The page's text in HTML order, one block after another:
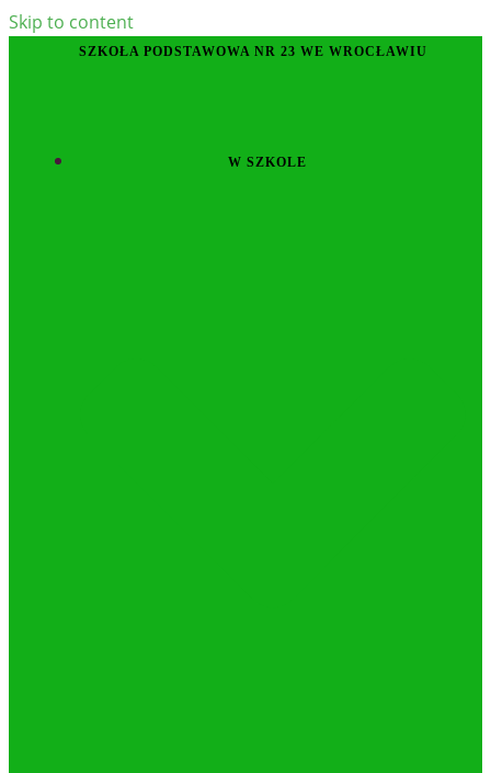
Skip to content
SZKOŁA PODSTAWOWA NR 23 WE WROCŁAWIU
W SZKOLE